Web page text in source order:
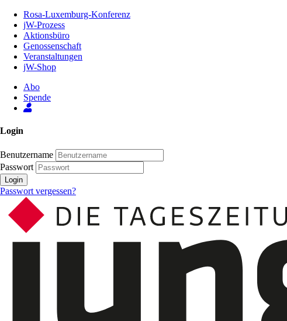
Inhalt
Seite
Rosa-Luxemburg-Konferenz
jW-Prozess
Aktionsbüro
Genossenschaft
Veranstaltungen
jW-Shop
Abo
Spende
Login
Benutzername
Passwort
Login
Passwort vergessen?